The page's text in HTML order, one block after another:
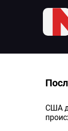
США